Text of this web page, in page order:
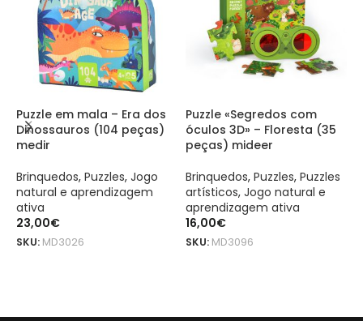
Puzzle em mala – Era dos
Dinossauros (104 peças)
medir
Brinquedos, Puzzles, Jogo
natural e aprendizagem
ativa
23,00€
SKU: MD3026
Puzzle «Segredos com
óculos 3D» – Floresta (35
peças) mideer
Brinquedos, Puzzles, Puzzles
artísticos, Jogo natural e
aprendizagem ativa
16,00€
SKU: MD3096